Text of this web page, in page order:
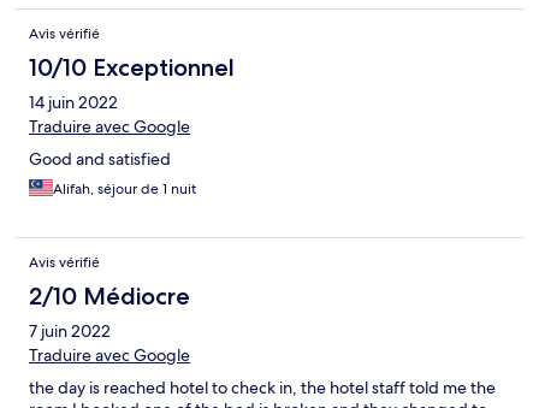
Avis vérifié
10/10 Exceptionnel
14 juin 2022
Traduire avec Google
Good and satisfied
Alifah, séjour de 1 nuit
Avis vérifié
2/10 Médiocre
7 juin 2022
Traduire avec Google
the day is reached hotel to check in, the hotel staff told me the